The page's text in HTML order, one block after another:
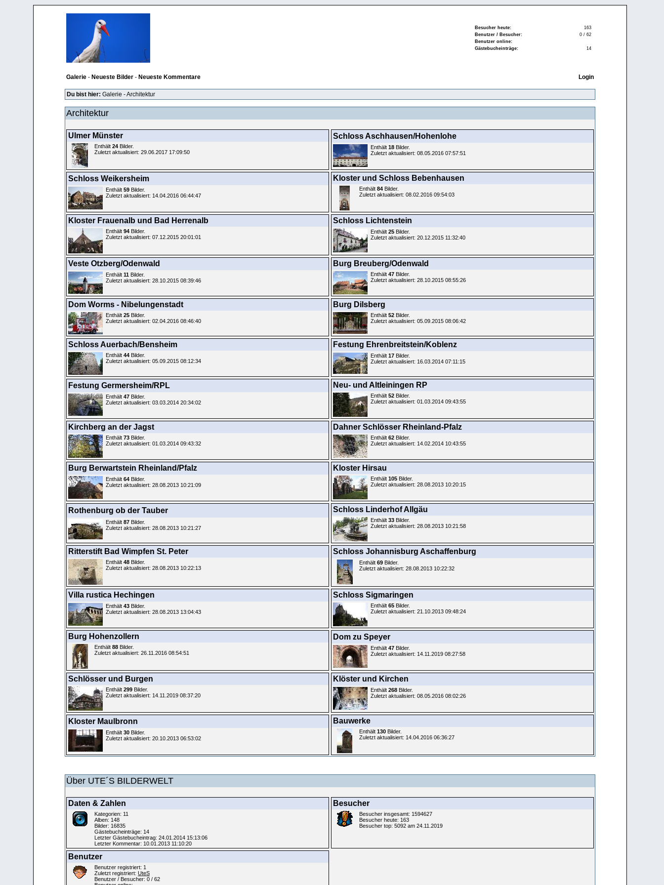
Besucher heute:
163
Benutzer / Besucher:
0 / 62
Benutzer online:
Gästebucheinträge:
14
Galerie - Neueste Bilder - Neueste Kommentare Login
Du bist hier: Galerie -Architektur
Architektur
Ulmer Münster
Enthält 24 Bilder.
Zuletzt aktualisiert: 29.06.2017 17:09:50
Schloss Aschhausen/Hohenlohe
Enthält 18 Bilder.
Zuletzt aktualisiert: 08.05.2016 07:57:51
Schloss Weikersheim
Enthält 59 Bilder.
Zuletzt aktualisiert: 14.04.2016 06:44:47
Kloster und Schloss Bebenhausen
Enthält 84 Bilder.
Zuletzt aktualisiert: 08.02.2016 09:54:03
Kloster Frauenalb und Bad Herrenalb
Enthält 94 Bilder.
Zuletzt aktualisiert: 07.12.2015 20:01:01
Schloss Lichtenstein
Enthält 25 Bilder.
Zuletzt aktualisiert: 20.12.2015 11:32:40
Veste Otzberg/Odenwald
Enthält 11 Bilder.
Zuletzt aktualisiert: 28.10.2015 08:39:46
Burg Breuberg/Odenwald
Enthält 47 Bilder.
Zuletzt aktualisiert: 28.10.2015 08:55:26
Dom Worms - Nibelungenstadt
Enthält 25 Bilder.
Zuletzt aktualisiert: 02.04.2016 08:46:40
Burg Dilsberg
Enthält 52 Bilder.
Zuletzt aktualisiert: 05.09.2015 08:06:42
Schloss Auerbach/Bensheim
Enthält 44 Bilder.
Zuletzt aktualisiert: 05.09.2015 08:12:34
Festung Ehrenbreitstein/Koblenz
Enthält 17 Bilder.
Zuletzt aktualisiert: 16.03.2014 07:11:15
Festung Germersheim/RPL
Enthält 47 Bilder.
Zuletzt aktualisiert: 03.03.2014 20:34:02
Neu- und Altleiningen RP
Enthält 52 Bilder.
Zuletzt aktualisiert: 01.03.2014 09:43:55
Kirchberg an der Jagst
Enthält 73 Bilder.
Zuletzt aktualisiert: 01.03.2014 09:43:32
Dahner Schlösser Rheinland-Pfalz
Enthält 62 Bilder.
Zuletzt aktualisiert: 14.02.2014 10:43:55
Burg Berwartstein Rheinland/Pfalz
Enthält 64 Bilder.
Zuletzt aktualisiert: 28.08.2013 10:21:09
Kloster Hirsau
Enthält 105 Bilder.
Zuletzt aktualisiert: 28.08.2013 10:20:15
Rothenburg ob der Tauber
Enthält 87 Bilder.
Zuletzt aktualisiert: 28.08.2013 10:21:27
Schloss Linderhof Allgäu
Enthält 33 Bilder.
Zuletzt aktualisiert: 28.08.2013 10:21:58
Ritterstift Bad Wimpfen St. Peter
Enthält 48 Bilder.
Zuletzt aktualisiert: 28.08.2013 10:22:13
Schloss Johannisburg Aschaffenburg
Enthält 69 Bilder.
Zuletzt aktualisiert: 28.08.2013 10:22:32
Villa rustica Hechingen
Enthält 43 Bilder.
Zuletzt aktualisiert: 28.08.2013 13:04:43
Schloss Sigmaringen
Enthält 65 Bilder.
Zuletzt aktualisiert: 21.10.2013 09:48:24
Burg Hohenzollern
Enthält 88 Bilder.
Zuletzt aktualisiert: 26.11.2016 08:54:51
Dom zu Speyer
Enthält 47 Bilder.
Zuletzt aktualisiert: 14.11.2019 08:27:58
Schlösser und Burgen
Enthält 299 Bilder.
Zuletzt aktualisiert: 14.11.2019 08:37:20
Klöster und Kirchen
Enthält 268 Bilder.
Zuletzt aktualisiert: 08.05.2016 08:02:26
Kloster Maulbronn
Enthält 30 Bilder.
Zuletzt aktualisiert: 20.10.2013 06:53:02
Bauwerke
Enthält 130 Bilder.
Zuletzt aktualisiert: 14.04.2016 06:36:27
Über UTE´S BILDERWELT
Daten & Zahlen
Kategorien: 11
Alben: 148
Bilder: 16835
Gästebucheinträge: 14
Letzter Gästebucheintrag: 24.01.2014 15:13:06
Letzter Kommentar: 10.01.2013 11:10:20
Besucher
Besucher insgesamt: 1594627
Besucher heute: 163
Besucher top: 5092 am 24.11.2019
Benutzer
Benutzer registriert: 1
Zuletzt registriert: UteS
Benutzer / Besucher: 0 / 62